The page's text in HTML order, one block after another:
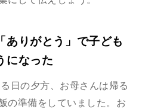
ありがとう」で子ども
になった
日の夕方、お母さんは帰る
の準備をしていました。お